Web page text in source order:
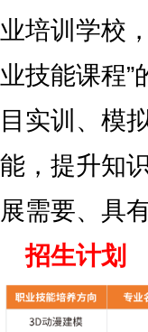
业培训学校
业技能课程”
目实训、模
能，提升知
展需要、具
招生计划